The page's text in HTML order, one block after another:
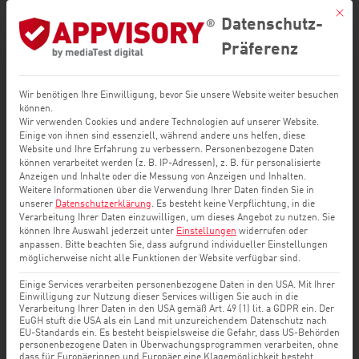
WHITEPAPER
Übersicht:
Angriffsvektoren für
Mobilgeräte im
Mit
Datenschutz-
Präferenz
Wir benötigen Ihre Einwilligung, bevor Sie unsere Website weiter besuchen
können.
Wir verwenden Cookies und andere Technologien auf unserer Website.
Einige von ihnen sind essenziell, während andere uns helfen, diese
Website und Ihre Erfahrung zu verbessern. Personenbezogene Daten
können verarbeitet werden (z. B. IP-Adressen), z. B. für personalisierte
Anzeigen und Inhalte oder die Messung von Anzeigen und Inhalten.
Weitere Informationen über die Verwendung Ihrer Daten finden Sie in
unserer Datenschutzerklärung. Es besteht keine Verpflichtung, in die
Verarbeitung Ihrer Daten einzuwilligen, um dieses Angebot zu nutzen. Sie
können Ihre Auswahl jederzeit unter Einstellungen widerrufen oder
anpassen. Bitte beachten Sie, dass aufgrund individueller Einstellungen
möglicherweise nicht alle Funktionen der Website verfügbar sind.
Einige Services verarbeiten personenbezogene Daten in den USA. Mit Ihrer
Einwilligung zur Nutzung dieser Services willigen Sie auch in die
Verarbeitung Ihrer Daten in den USA gemäß Art. 49 (1) lit. a GDPR ein. Der
EuGH stuft die USA als ein Land mit unzureichendem Datenschutz nach
EU-Standards ein. Es besteht beispielsweise die Gefahr, dass US-Behörden
personenbezogene Daten in Überwachungsprogrammen verarbeiten, ohne